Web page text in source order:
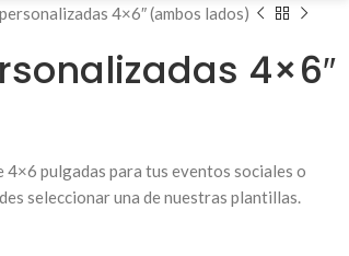
4×6″ (ambos lados)
4×6″
pulgadas para tus eventos sociales o
seleccionar una de nuestras plantillas.